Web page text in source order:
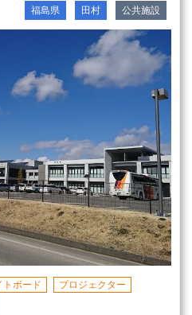
福島県 田村 公共施設
トボード
プロジェクター